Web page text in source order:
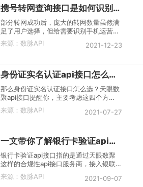
携号转网查询接口是如何识别手机号的？
部分转网成功后，庞大的转网数量虽然满
足了用户选择，但给需要识别手机运营商
类型这一方带来了麻烦。
来源：数脉API 2021-12-23
身份证实名认证api接口怎么选？
那么身份证实名认证接口怎么选？天眼数
聚api接口提醒你，主要考虑这四个方
面。
来源：数脉API 2021-07-27
一文带你了解银行卡验证api接口
银行卡验证api接口指的是通过天眼数聚
这样的合规性api接口服务商，接入银联
数据库，对用户提供的银行卡信息进行真
实性核验的一种实名认证方法
来源：数脉API 2021-09-07